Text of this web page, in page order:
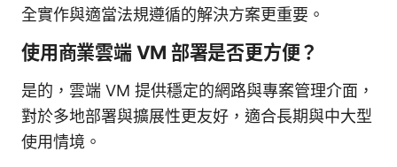
全實作與適當法規遵循的解決方案更重要。
使用商業雲端 VM 部署是否更方便？
是的，雲端 VM 提供穩定的網路與專案管理介面，
對於多地部署與擴展性更友好，適合長期與中大型
使用情境。